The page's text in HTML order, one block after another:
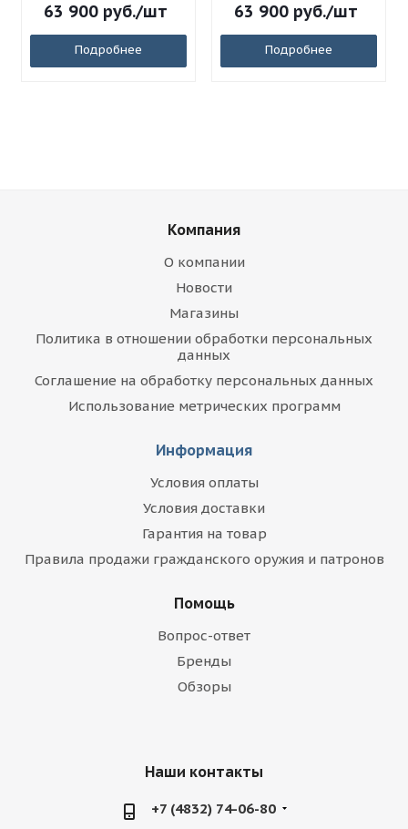
63 900руб./шт
Подробнее
63 900руб./шт
Подробнее
Компания
О компании
Новости
Магазины
Политика в отношении обработки персональных
данных
Соглашение на обработку персональных данных
Использование метрических программ
Информация
Условия оплаты
Условия доставки
Гарантия на товар
Правила продажи гражданского оружия и патронов
Помощь
Вопрос-ответ
Бренды
Обзоры
Наши контакты
+7 (4832) 74-06-80